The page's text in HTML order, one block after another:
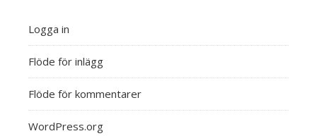
Logga in
Flöde för inlägg
Flöde för kommentarer
WordPress.org